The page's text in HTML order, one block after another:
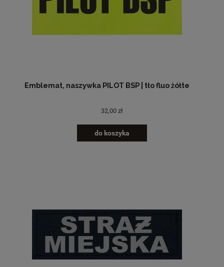
Emblemat, naszywka PILOT BSP | tło fluo żółte
32,00 zł
do koszyka